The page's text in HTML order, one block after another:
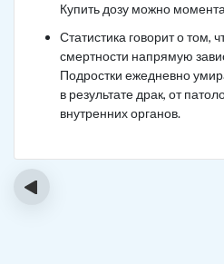
Купить дозу можно
Статистика говорит о том,
смертности напрямую
Подростки ежедневно
в результате драк, от
внутренних органов.
‹